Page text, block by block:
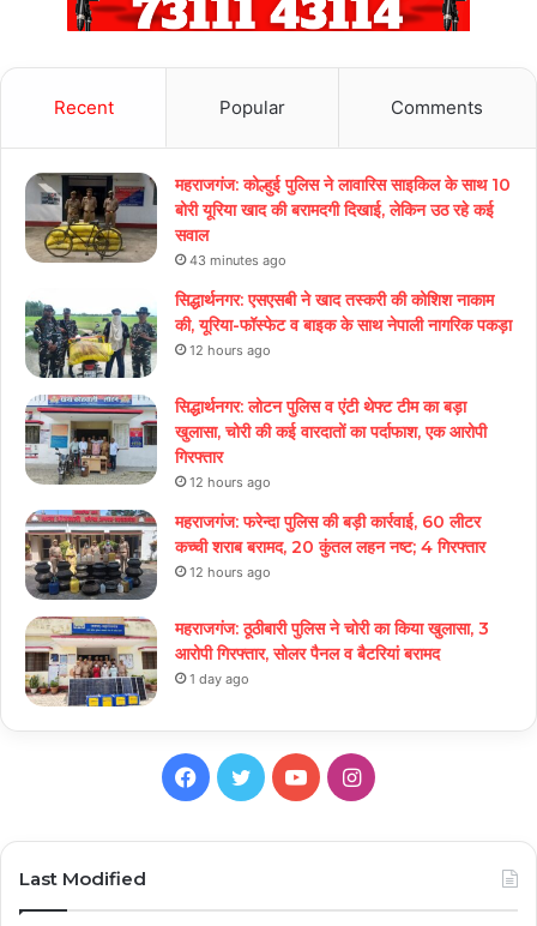
Recent Popular Comments
महराजगंज: कोल्हुई पुलिस ने लावारिस साइकिल के साथ 10
बोरी यूरिया खाद की बरामदगी दिखाई, लेकिन उठ रहे कई
सवाल
43 minutes ago
सिद्धार्थनगर: एसएसबी ने खाद तस्करी की कोशिश नाकाम
की, यूरिया-फॉस्फेट व बाइक के साथ नेपाली नागरिक पकड़ा
12 hours ago
सिद्धार्थनगर: लोटन पुलिस व एंटी थेफ्ट टीम का बड़ा
खुलासा, चोरी की कई वारदातों का पर्दाफाश, एक आरोपी
गिरफ्तार
12 hours ago
महराजगंज: फरेन्दा पुलिस की बड़ी कार्रवाई, 60 लीटर
कच्ची शराब बरामद, 20 कुंतल लहन नष्ट; 4 गिरफ्तार
12 hours ago
महराजगंज: ठूठीबारी पुलिस ने चोरी का किया खुलासा, 3
आरोपी गिरफ्तार, सोलर पैनल व बैटरियां बरामद
1 day ago
Facebook
TwitterYouTubeInstagram
Last Modified